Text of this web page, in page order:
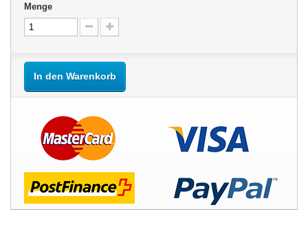
Menge
In den Warenkorb